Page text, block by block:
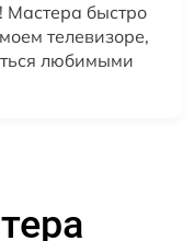
Мастера быстро
телевизоре,
любимыми